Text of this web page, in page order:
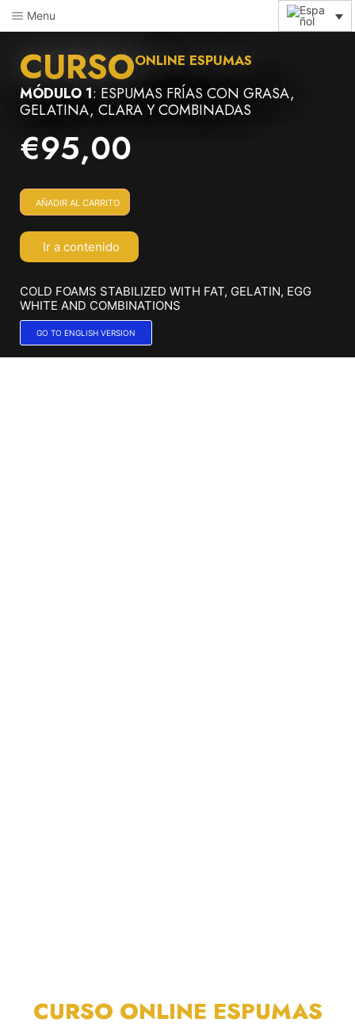
Menu
CURSOONLINE ESPUMAS
MÓDULO 1: ESPUMAS FRÍAS CON GRASA,
GELATINA, CLARA Y COMBINADAS
€95,00
AÑADIR AL CARRITO
Ir a contenido
COLD FOAMS STABILIZED WITH FAT, GELATIN, EGG
WHITE AND COMBINATIONS
GO TO ENGLISH VERSION
CURSO ONLINE ESPUMAS